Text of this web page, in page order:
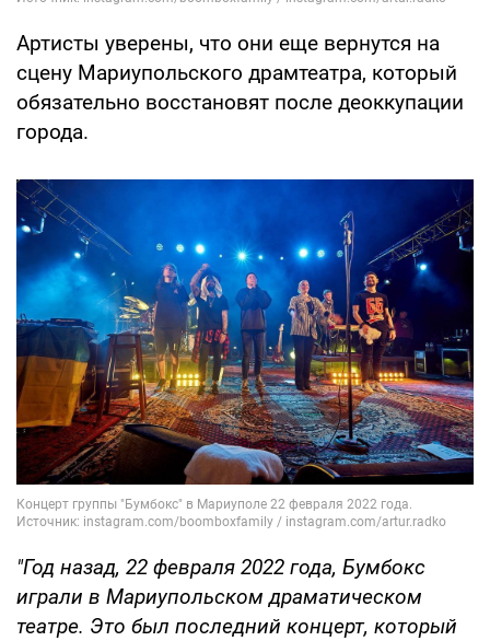
Артисты уверены, что они еще вернутся на
сцену Мариупольского драмтеатра, который
обязательно восстановят после деоккупации
города.
"Год назад, 22 февраля 2022 года, Бумбокс
играли в Мариупольском драматическом
театре. Это был последний концерт, который